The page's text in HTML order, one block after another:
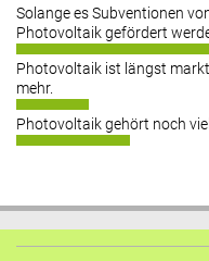
Solange es Subventionen
Photovoltaik gefördert
Photovoltaik ist längst
mehr.
Photovoltaik gehört noch